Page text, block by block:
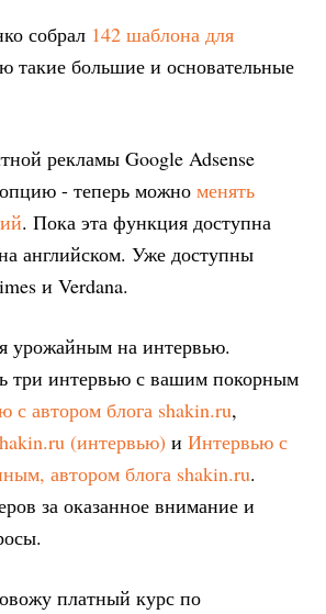
собрал 142 шаблона для
такие большие и основательные
рекламы Google Adsense
- теперь можноменять
. Пока эта функция доступна
английском. Уже доступны
и Verdana.
урожайным на интервью.
три интервью с вашим покорным
с автором блога shakin.ru,
(интервью) иИнтервью с
автором блога shakin.ru.
за оказанное внимание и
платный курс по